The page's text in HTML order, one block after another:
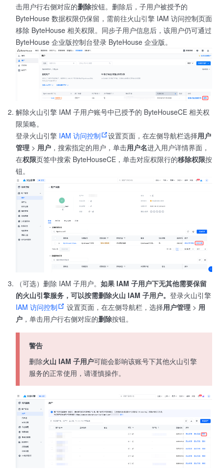
击用户行右侧对应的删除按钮。删除后，子用户被授予的
ByteHouse 数据权限仍保留，需前往火山引擎 IAM 访问控制页面
移除 ByteHouse 相关权限。同步子用户信息后，该用户仍可通过
ByteHouse 企业版控制台登录 ByteHouse 企业版。
解除火山引擎 IAM 子用户账号中已授予的 ByteHouseCE 相关权
限策略。
登录火山引擎 IAM 访问控制 设置页面，在左侧导航栏选择用户
管理 > 用户 ，搜索指定的用户，单击用户名进入用户详情界面，
在权限页签中搜索 ByteHouseCE，单击对应权限行的移除权限按
钮。
（可选）删除 IAM 子用户。 如果 IAM 子用户下无其他需要保留
的火山引擎服务，可以按需删除火山 IAM 子用户。​ 登录火山引擎
IAM 访问控制
设置页面，在左侧导航栏，选择用户管理 > 用
户 ，单击用户行右侧对应的删除按钮。
警告
删除火山 IAM 子用户可能会影响该账号下其他火山引擎
服务的正常使用，请谨慎操作。